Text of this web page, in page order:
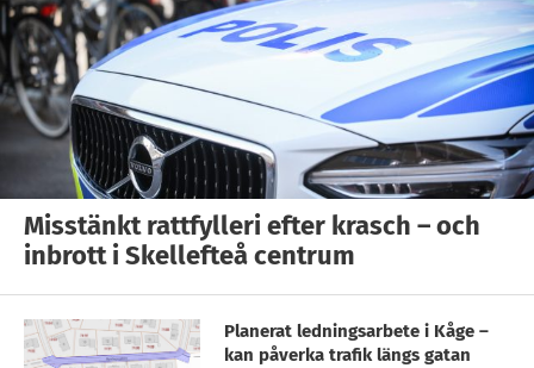
Misstänkt rattfylleri efter krasch – och
inbrott i Skellefteå centrum
Planerat ledningsarbete i Kåge –
kan påverka trafik längs gatan